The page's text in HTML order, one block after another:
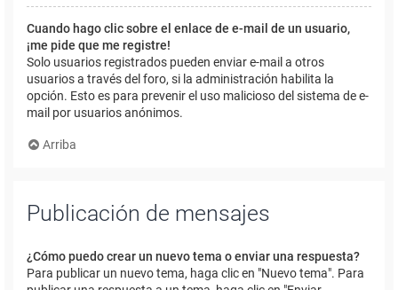
Cuando hago clic sobre el enlace de e-mail de un usuario,
¡me pide que me registre!
Solo usuarios registrados pueden enviar e-mail a otros
usuarios a través del foro, si la administración habilita la
opción. Esto es para prevenir el uso malicioso del sistema de e-
mail por usuarios anónimos.
Arriba
Publicación de mensajes
¿Cómo puedo crear un nuevo tema o enviar una respuesta?
Para publicar un nuevo tema, haga clic en "Nuevo tema". Para